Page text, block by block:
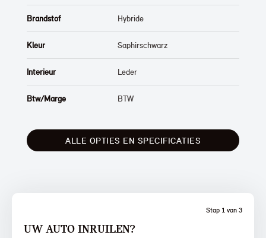
Stap 1 van 3
UW AUTO INRUILEN?
Brandstof Hybride
Kleur Saphirschwarz
Interieur Leder
Btw/Marge BTW
ALLE OPTIES EN SPECIFICATIES